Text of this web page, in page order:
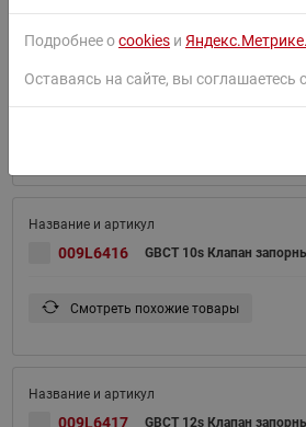
009L6415 GBCT 6s Клапан
009L6416 GBCT 10s Клапан
Смотреть похожие товары
009L6417 GBCT 12s Клапан
Подробнее оcookies и Яндекс.Метрике.
Оставаясь на сайте, вы соглашаетесь